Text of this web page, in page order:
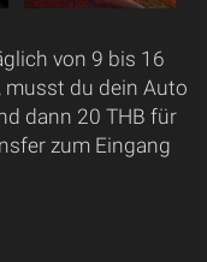
von 9 bis 16
musst du dein Auto
dann 20 THB für
zum Eingang